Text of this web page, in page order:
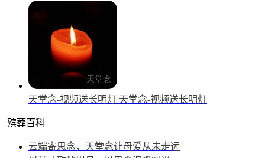
天堂念-视频送长明灯 天堂念-视频送长明灯
殡葬百科
云端寄思念，天堂念让母爱从未走远